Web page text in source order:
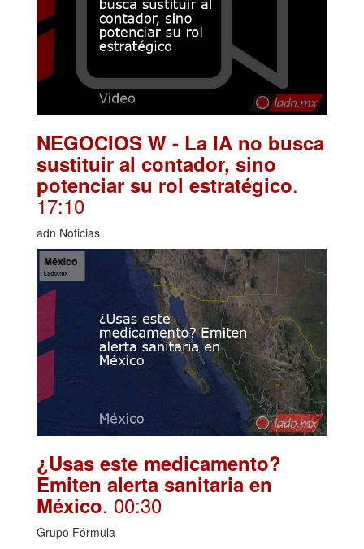
NEGOCIOS W - La IA no busca
sustituir al contador, sino
potenciar su rol estratégico.
17:10
adn Noticias
¿Usas este medicamento?
Emiten alerta sanitaria en
México. 00:30
Grupo Fórmula